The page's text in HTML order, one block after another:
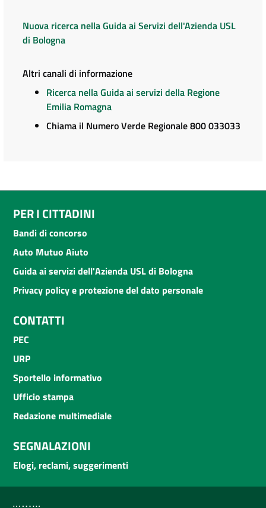
Nuova ricerca nella Guida ai Servizi dell'Azienda USL
di Bologna
Altri canali di informazione
Ricerca nella Guida ai servizi della Regione
Emilia Romagna
Chiama il Numero Verde Regionale 800 033033
PER I CITTADINI
Bandi di concorso
Auto Mutuo Aiuto
Guida ai servizi dell'Azienda USL di Bologna
Privacy policy e protezione del dato personale
CONTATTI
PEC
URP
Sportello informativo
Ufficio stampa
Redazione multimediale
SEGNALAZIONI
Elogi, reclami, suggerimenti